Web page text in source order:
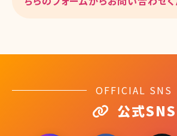
OFFICIAL SNS
公式SNS